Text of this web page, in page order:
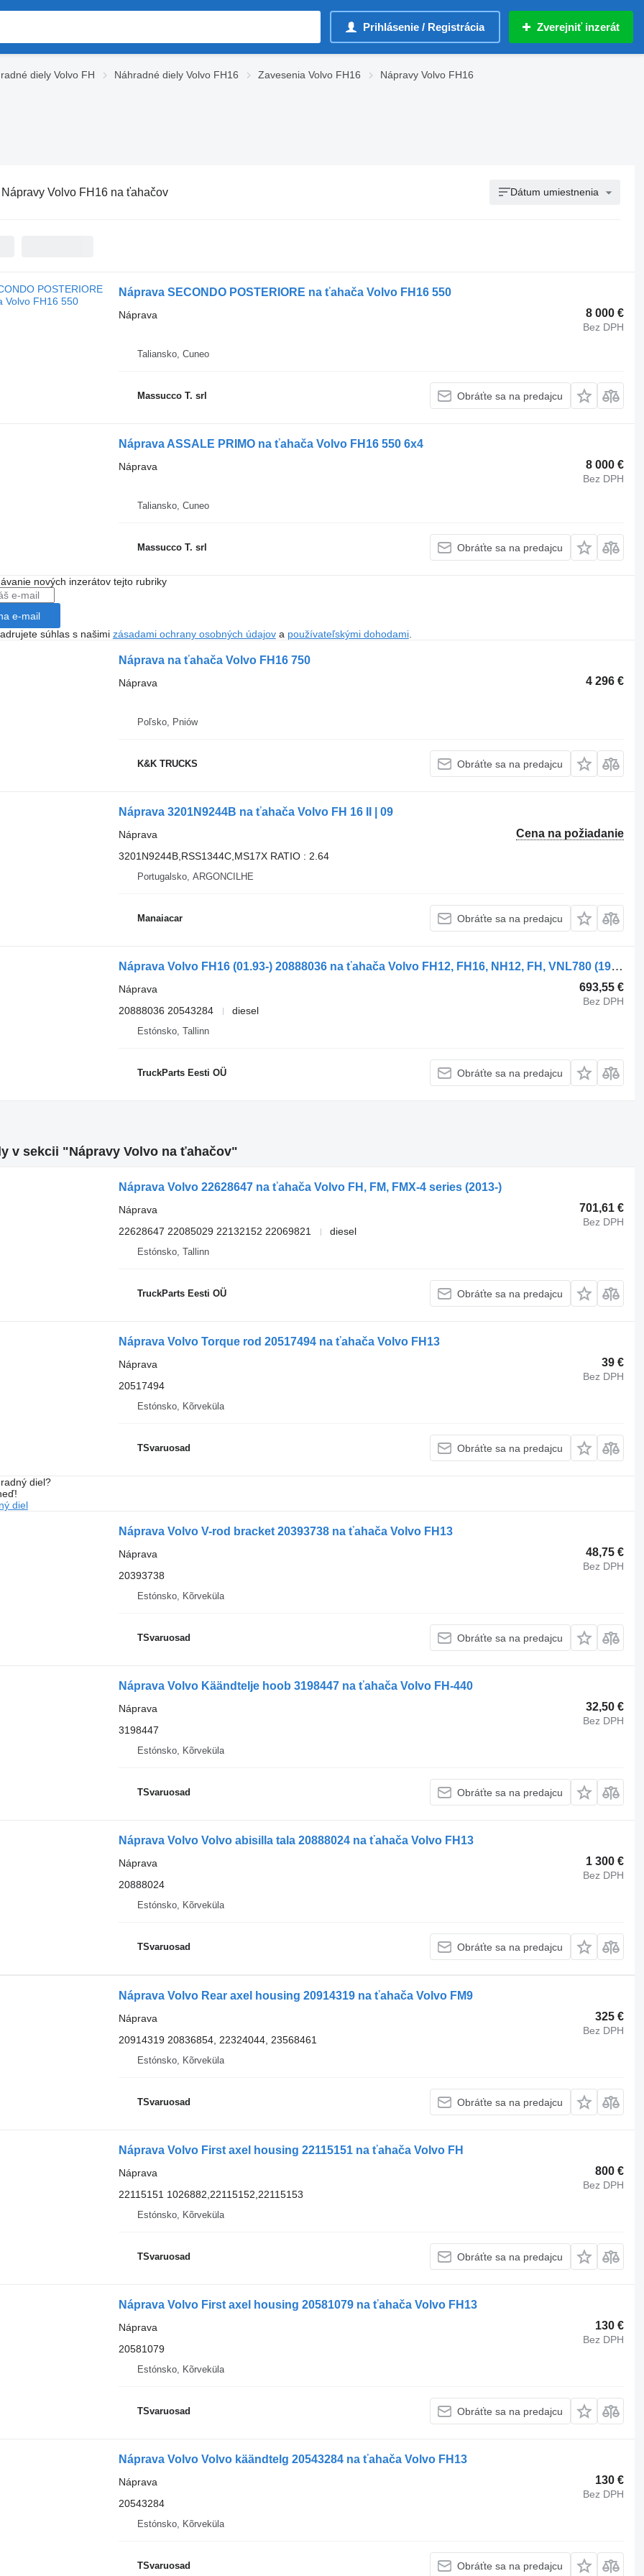
Prihlásenie / Registrácia Zverejniť inzerát
diely Volvo FH Náhradné diely Volvo FH16 Zavesenia Volvo FH16
Nápravy Volvo FH16
Nápravy Volvo FH16 na ťahačov Dátum umiestnenia
Náprava SECONDO POSTERIORE na ťahača Volvo FH16 550
8 000 €
Bez DPH
Náprava
Taliansko, Cuneo
Massucco T. srl Obráťte sa na predajcu
Náprava ASSALE PRIMO na ťahača Volvo FH16 550 6x4
8 000 €
Bez DPH
Náprava
Taliansko, Cuneo
Massucco T. srl Obráťte sa na predajcu
nových inzerátov tejto rubriky
e-mail
súhlas s našimi zásadami ochrany osobných údajova používateľskými dohodami.
Náprava na ťahača Volvo FH16 750
4 296 €
Náprava
Poľsko, Pniów
K&K TRUCKS Obráťte sa na predajcu
Náprava 3201N9244B na ťahača Volvo FH 16 II | 09
Cena na požiadanie
Náprava
3201N9244B,RSS1344C,MS17X RATIO : 2.64
Portugalsko, ARGONCILHE
Manaiacar Obráťte sa na predajcu
Náprava Volvo FH16 (01.93-) 20888036 na ťahača Volvo FH12, FH16, NH12, FH, VNL780 (1993-2014)
693,55 €
Bez DPH
Náprava
20888036 20543284
diesel
Estónsko, Tallinn
TruckParts Eesti OÜ Obráťte sa na predajcu
v sekcii "Nápravy Volvo na ťahačov"
Náprava Volvo 22628647 na ťahača Volvo FH, FM, FMX-4 series (2013-)
701,61 €
Bez DPH
Náprava
22628647 22085029 22132152 22069821
diesel
Estónsko, Tallinn
TruckParts Eesti OÜ Obráťte sa na predajcu
Náprava Volvo Torque rod 20517494 na ťahača Volvo FH13
39 €
Bez DPH
Náprava
20517494
Estónsko, Kõrveküla
TSvaruosad Obráťte sa na predajcu
diel?
diel
Náprava Volvo V-rod bracket 20393738 na ťahača Volvo FH13
48,75 €
Bez DPH
Náprava
20393738
Estónsko, Kõrveküla
TSvaruosad Obráťte sa na predajcu
Náprava Volvo Käändtelje hoob 3198447 na ťahača Volvo FH-440
32,50 €
Bez DPH
Náprava
3198447
Estónsko, Kõrveküla
TSvaruosad Obráťte sa na predajcu
Náprava Volvo Volvo abisilla tala 20888024 na ťahača Volvo FH13
1 300 €
Bez DPH
Náprava
20888024
Estónsko, Kõrveküla
TSvaruosad Obráťte sa na predajcu
Náprava Volvo Rear axel housing 20914319 na ťahača Volvo FM9
325 €
Bez DPH
Náprava
20914319 20836854, 22324044, 23568461
Estónsko, Kõrveküla
TSvaruosad Obráťte sa na predajcu
Náprava Volvo First axel housing 22115151 na ťahača Volvo FH
800 €
Bez DPH
Náprava
22115151 1026882,22115152,22115153
Estónsko, Kõrveküla
TSvaruosad Obráťte sa na predajcu
Náprava Volvo First axel housing 20581079 na ťahača Volvo FH13
130 €
Bez DPH
Náprava
20581079
Estónsko, Kõrveküla
TSvaruosad Obráťte sa na predajcu
Náprava Volvo Volvo käändtelg 20543284 na ťahača Volvo FH13
130 €
Bez DPH
Náprava
20543284
Estónsko, Kõrveküla
TSvaruosad Obráťte sa na predajcu